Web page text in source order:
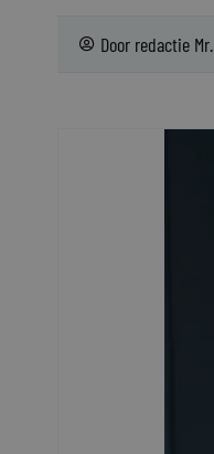
Door redactie Mr.